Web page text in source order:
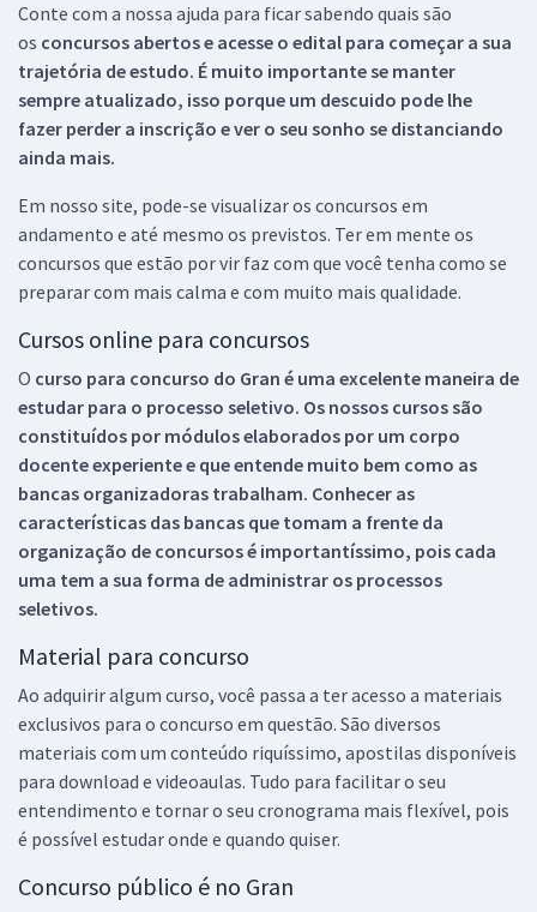
Conte com a nossa ajuda para ficar sabendo quais são
os concursos abertos e acesse o edital para começar a sua
trajetória de estudo. É muito importante se manter
sempre atualizado, isso porque um descuido pode lhe
fazer perder a inscrição e ver o seu sonho se distanciando
ainda mais.
Em nosso site, pode-se visualizar os concursos em
andamento e até mesmo os previstos. Ter em mente os
concursos que estão por vir faz com que você tenha como se
preparar com mais calma e com muito mais qualidade.
Cursos online para concursos
O curso para concurso do Gran é uma excelente maneira de
estudar para o processo seletivo. Os nossos cursos são
constituídos por módulos elaborados por um corpo
docente experiente e que entende muito bem como as
bancas organizadoras trabalham. Conhecer as
características das bancas que tomam a frente da
organização de concursos é importantíssimo, pois cada
uma tem a sua forma de administrar os processos
seletivos.
Material para concurso
Ao adquirir algum curso, você passa a ter acesso a materiais
exclusivos para o concurso em questão. São diversos
materiais com um conteúdo riquíssimo, apostilas disponíveis
para download e videoaulas. Tudo para facilitar o seu
entendimento e tornar o seu cronograma mais flexível, pois
é possível estudar onde e quando quiser.
Concurso público é no Gran